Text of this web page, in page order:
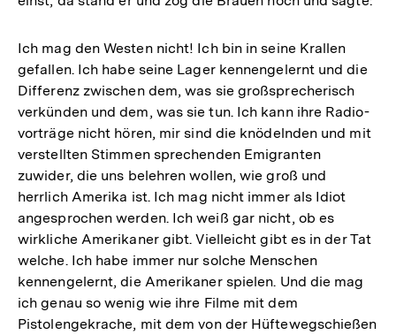
Ich mag den Westen nicht! Ich bin in seine Krallen
gefallen. Ich habe seine Lager kennengelernt und die
Differenz zwischen dem, was sie großsprecherisch
verkünden und dem, was sie tun. Ich kann ihre Radio-
vorträge nicht hören, mir sind die knödelnden und mit
verstellten Stimmen sprechenden Emigranten
zuwider, die uns belehren wollen, wie groß und
herrlich Amerika ist. Ich mag nicht immer als Idiot
angesprochen werden. Ich weiß gar nicht, ob es
wirkliche Amerikaner gibt. Vielleicht gibt es in der Tat
welche. Ich habe immer nur solche Menschen
kennengelernt, die Amerikaner spielen. Und die mag
ich genau so wenig wie ihre Filme mit dem
Pistolengekrache, mit dem von der Hüftewegschießen